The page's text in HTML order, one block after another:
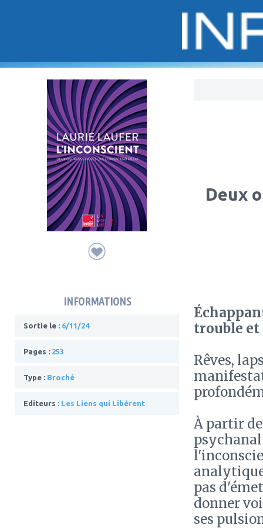
INFORMATIONS
Sortie le : 6/11/24
Pages : 253
Type : Broché
Editeurs : Les Liens qui Libèrent
Deux
trouble et
Rêves,
À partir de
pas
donner
ses